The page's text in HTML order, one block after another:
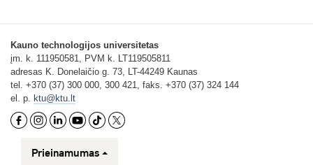
Kauno technologijos universitetas
įm. k. 111950581, PVM k. LT119505811
adresas K. Donelaičio g. 73, LT-44249 Kaunas
tel. +370 (37) 300 000, 300 421, faks. +370 (37) 324 144
el. p. ktu@ktu.lt
Prieinamumas